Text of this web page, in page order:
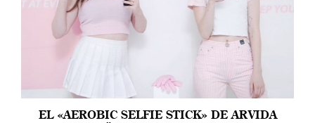
EL «AEROBIC SELFIE STICK» DE ARVIDA